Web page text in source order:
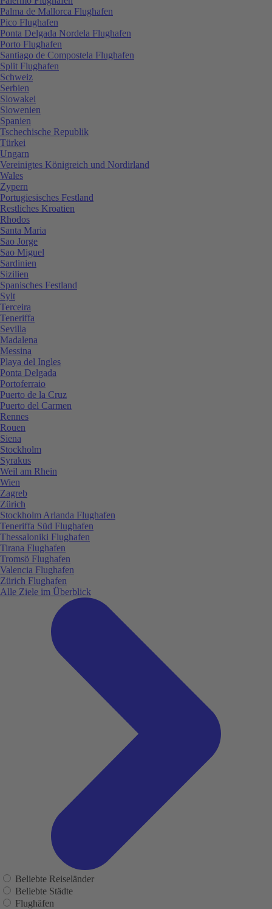
Palma de Mallorca Flughafen
Pico Flughafen
Ponta Delgada Nordela Flughafen
Porto Flughafen
Santiago de Compostela Flughafen
Split Flughafen
Schweiz
Serbien
Slowakei
Slowenien
Spanien
Tschechische Republik
Türkei
Ungarn
Vereinigtes Königreich und Nordirland
Wales
Zypern
Portugiesisches Festland
Restliches Kroatien
Rhodos
Santa Maria
Sao Jorge
Sao Miguel
Sardinien
Sizilien
Spanisches Festland
Sylt
Terceira
Teneriffa
Sevilla
Madalena
Messina
Playa del Ingles
Ponta Delgada
Portoferraio
Puerto de la Cruz
Puerto del Carmen
Rennes
Rouen
Siena
Stockholm
Syrakus
Weil am Rhein
Wien
Zagreb
Zürich
Stockholm Arlanda Flughafen
Teneriffa Süd Flughafen
Thessaloniki Flughafen
Tirana Flughafen
Tromsö Flughafen
Valencia Flughafen
Zürich Flughafen
Alle Ziele im Überblick
Beliebte Reiseländer
Beliebte Städte
Flughäfen